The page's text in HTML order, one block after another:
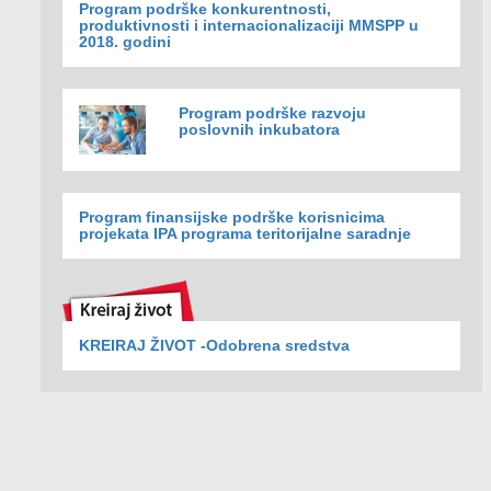
Program podrške konkurentnosti,
produktivnosti i internacionalizaciji MMSPP u
2018. godini
Program podrške razvoju
poslovnih inkubatora
Program finansijske podrške korisnicima
projekata IPA programa teritorijalne saradnje
KREIRAJ ŽIVOT -Odobrena sredstva